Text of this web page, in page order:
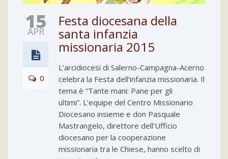
15
APR
0
Festa diocesana della
santa infanzia
missionaria 2015
L’arcidiocesi di Salerno-Campagna-Acerno
celebra la Festa dell’infanzia missionaria. Il
tema è “Tante mani: Pane per gli
ultimi”. L’equipe del Centro Missionario
Diocesano insieme e don Pasquale
Mastrangelo, direttore dell’Ufficio
diocesano per la cooperazione
missionaria tra le Chiese, hanno scelto di